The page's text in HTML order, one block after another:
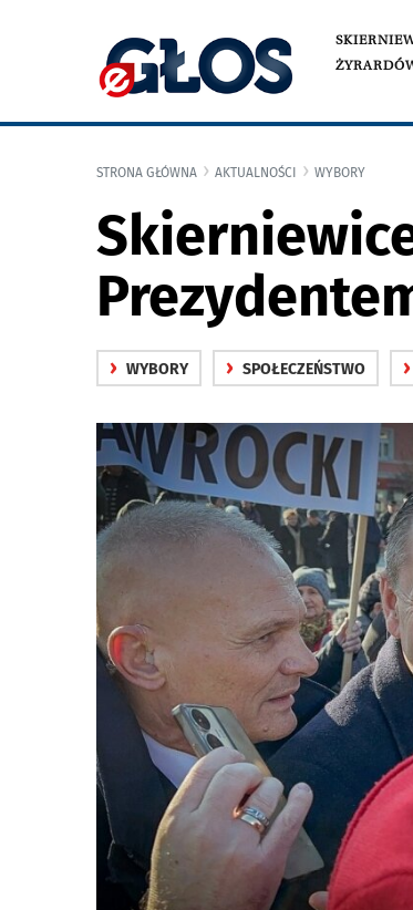
STRONA GŁÓWNA AKTUALNOŚCI WYBORY
› WYBORY › SPOŁECZEŃSTWO ›